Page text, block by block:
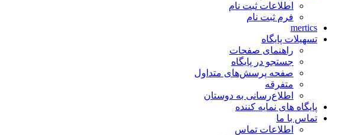
اطلاعات ثبت نام
فرم ثبت نام
mertics
تسهیلات پایگاه
راهنمای صفحات
جستجو در پایگاه
صفحه پرسش‌های متداول
متفرقه
اطلاع‌رسانی به دوستان
پایگاه های نمایه کننده
تماس با ما
اطلاعات تماس